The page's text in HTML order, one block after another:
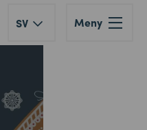
SV Meny